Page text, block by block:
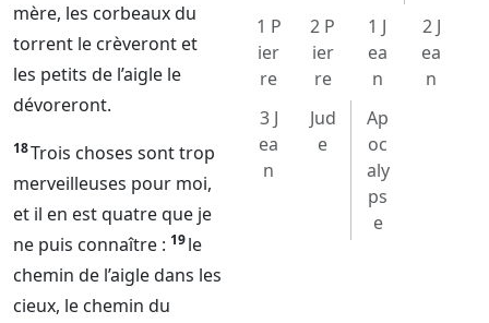
mère, les corbeaux du
torrent le crèveront et
les petits de l’aigle le
dévoreront.
18Trois choses sont trop
merveilleuses pour moi,
et il en est quatre que je
ne puis connaître : 19le
chemin de l’aigle dans les
cieux, le chemin du
1 P
ier
re
2 P
ier
re
1 J
ea
n
2 J
ea
n
3 J
ea
n
Jud
e
Ap
oc
aly
ps
e